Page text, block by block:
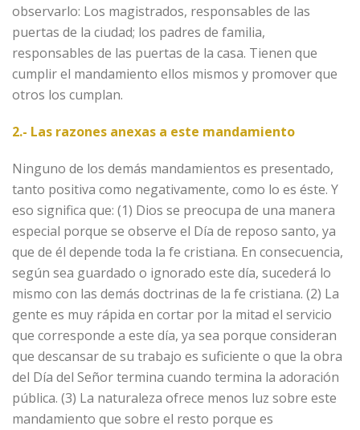
observarlo: Los magistrados, responsables de las
puertas de la ciudad; los padres de familia,
responsables de las puertas de la casa. Tienen que
cumplir el mandamiento ellos mismos y promover que
otros los cumplan.
2.- Las razones anexas a este mandamiento
Ninguno de los demás mandamientos es presentado,
tanto positiva como negativamente, como lo es éste. Y
eso significa que: (1) Dios se preocupa de una manera
especial porque se observe el Día de reposo santo, ya
que de él depende toda la fe cristiana. En consecuencia,
según sea guardado o ignorado este día, sucederá lo
mismo con las demás doctrinas de la fe cristiana. (2) La
gente es muy rápida en cortar por la mitad el servicio
que corresponde a este día, ya sea porque consideran
que descansar de su trabajo es suficiente o que la obra
del Día del Señor termina cuando termina la adoración
pública. (3) La naturaleza ofrece menos luz sobre este
mandamiento que sobre el resto porque es